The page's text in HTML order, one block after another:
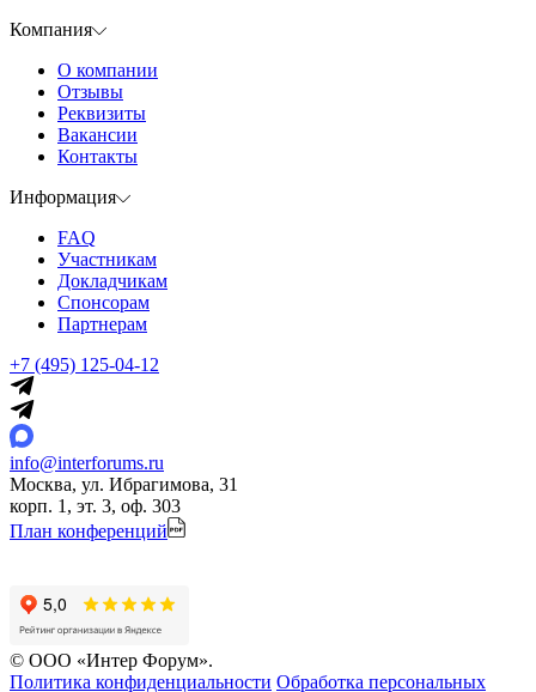
Компания
О компании
Отзывы
Реквизиты
Вакансии
Контакты
Информация
FAQ
Участникам
Докладчикам
Спонсорам
Партнерам
+7 (495) 125-04-12
info@interforums.ru
Москва, ул. Ибрагимова, 31
корп. 1, эт. 3, оф. 303
План конференций
© ООО «Интер Форум».
Политика конфиденциальности Обработка персональных